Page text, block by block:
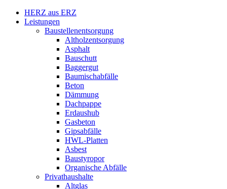
HERZ aus ERZ
Leistungen
Baustellenentsorgung
Altholzentsorgung
Asphalt
Bauschutt
Baggergut
Baumischabfälle
Beton
Dämmung
Dachpappe
Erdaushub
Gasbeton
Gipsabfälle
HWL-Platten
Asbest
Baustyropor
Organische Abfälle
Privathaushalte
Altglas